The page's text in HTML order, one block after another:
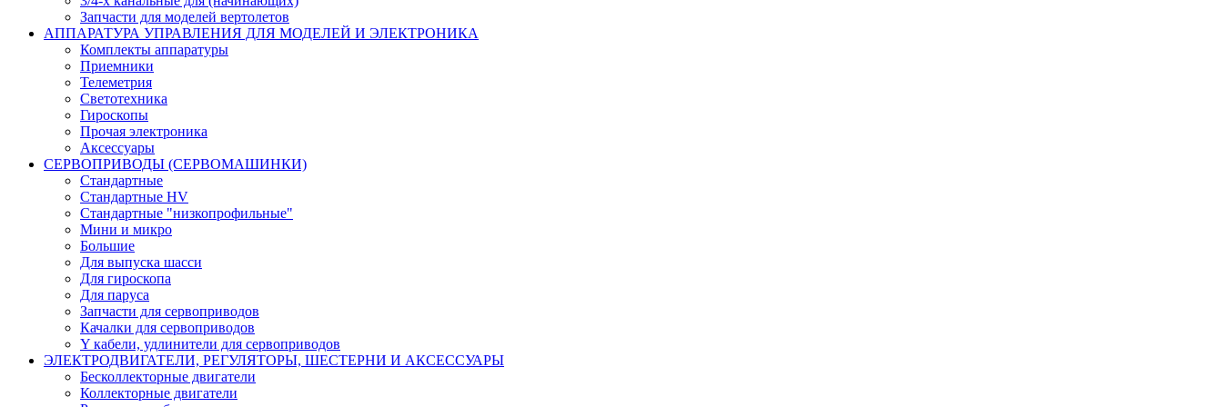
Запчасти для моделей вертолетов
АППАРАТУРА УПРАВЛЕНИЯ ДЛЯ МОДЕЛЕЙ И ЭЛЕКТРОНИКА
Комплекты аппаратуры
Приемники
Телеметрия
Светотехника
Гироскопы
Прочая электроника
Аксессуары
СЕРВОПРИВОДЫ (СЕРВОМАШИНКИ)
Стандартные
Стандартные HV
Стандартные "низкопрофильные"
Мини и микро
Большие
Для выпуска шасси
Для гироскопа
Для паруса
Запчасти для сервоприводов
Качалки для сервоприводов
Y кабели, удлинители для сервоприводов
ЭЛЕКТРОДВИГАТЕЛИ, РЕГУЛЯТОРЫ, ШЕСТЕРНИ И АКСЕССУАРЫ
Бесколлекторные двигатели
Коллекторные двигатели